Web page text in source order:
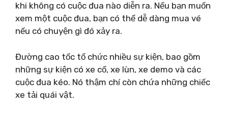
khi không có cuộc đua nào diễn ra. Nếu bạn muốn
xem một cuộc đua, bạn có thể dễ dàng mua vé
nếu có chuyện gì đó xảy ra.
Đường cao tốc tổ chức nhiều sự kiện, bao gồm
những sự kiện có xe cổ, xe lùn, xe demo và các
cuộc đua kéo. Nó thậm chí còn chứa những chiếc
xe tải quái vật.